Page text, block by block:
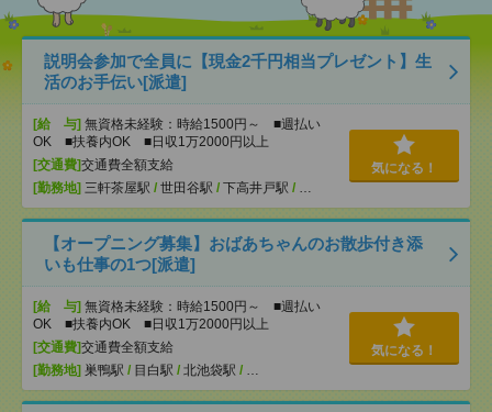
説明会参加で全員に【現金2千円相当プレゼント】生
活のお手伝い[派遣]
[給 与] 無資格未経験：時給1500円～ ■週払い
OK ■扶養内OK ■日収1万2000円以上
[交通費]交通費全額支給
[勤務地] 三軒茶屋駅 / 世田谷駅 / 下高井戸駅 / …
気になる！
【オープニング募集】おばあちゃんのお散歩付き添
いも仕事の1つ[派遣]
[給 与] 無資格未経験：時給1500円～ ■週払い
OK ■扶養内OK ■日収1万2000円以上
[交通費]交通費全額支給
[勤務地] 巣鴨駅 / 目白駅 / 北池袋駅 / …
気になる！